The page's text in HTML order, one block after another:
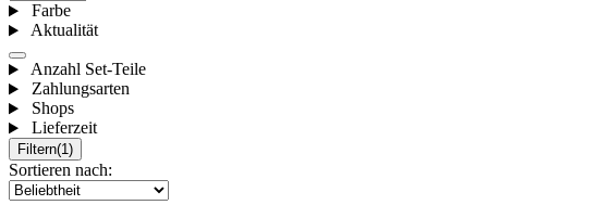
Farbe
Aktualität
Anzahl Set-Teile
Zahlungsarten
Shops
Lieferzeit
Filtern(1)
Sortieren nach: